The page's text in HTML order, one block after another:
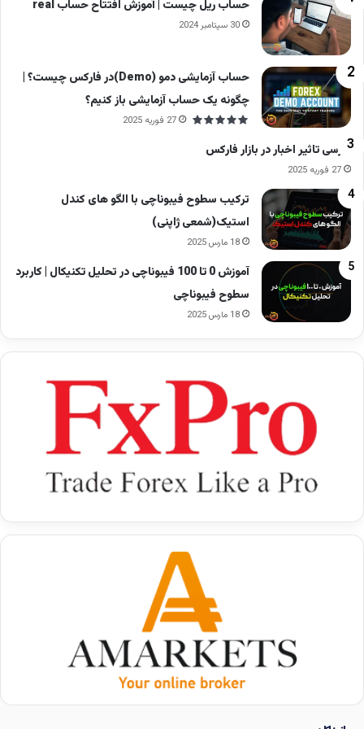
حجم مبنا سهم. ۱ میلیون سهم
حجم معاملات امروز. ۵۰۰ هزار سهم
نتیجه:
فقط نیمی از نوسان مجاز در قیمت پایانی اعمال
می‌شود
حتی اگر قیمت آخرین معامله در صف خرید باشد
به همین دلیل است که بعضی سهم‌ها:
چند روز صف خرید یا فروش دارند
اما قیمت پایانی بسیار کند حرکت می‌کند
در این حالت:
قیمت پایانی می‌تواند کل دامنه نوسان را پوشش
چه در جهت مثبت، چه منفی
سهم‌های پرحجم
سریع‌تر رشد یا ریزش می‌کنند
این موضوع برای نوسان‌گیرها اهمیت زیادی دارد.
حساب ریل چیست | آموزش افتتاح حساب real
30 سپتامبر 2024
حساب آزمایشی دمو (Demo)در فارکس چیست؟ |
چگونه یک حساب آزمایشی باز کنیم؟
27 فوریه 2025
بررسی تاثیر اخبار در بازار فارکس
27 فوریه 2025
ترکیب سطوح فیبوناچی با الگو های کندل
استیک(شمعی ژاپنی)
18 مارس 2025
آموزش 0 تا 100 فیبوناچی در تحلیل تکنیکال | کاربرد
سطوح فیبوناچی
18 مارس 2025